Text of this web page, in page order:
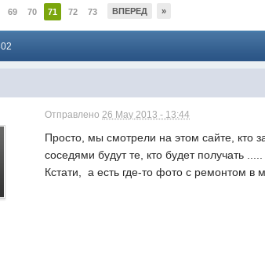
69 70 71 72 73 ВПЕРЕД »
Отправлено26 May 2013 - 13:44
Просто, мы смотрели на этом сайте, кто
соседями будут те, кто будет получать .....
Кстати, а есть где-то фото с ремонтом в